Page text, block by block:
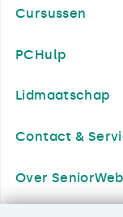
Cursussen
PCHulp
Lidmaatschap
Contact &
Over SeniorWeb